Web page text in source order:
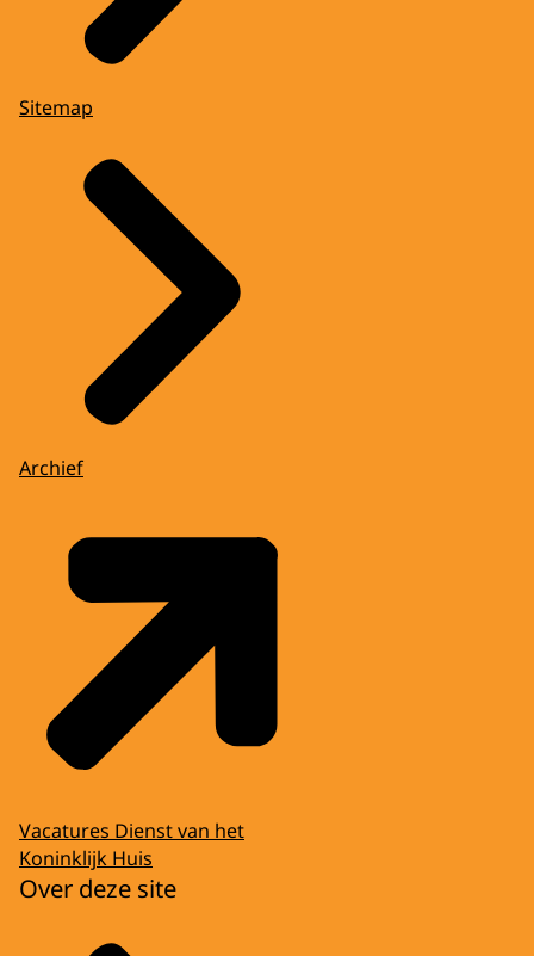
Sitemap
Archief
Vacatures Dienst van het
Koninklijk Huis
Over deze site